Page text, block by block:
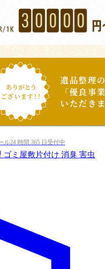
ル24 時間 365 日受付中
ゴミ屋敷片付け 消臭 害虫